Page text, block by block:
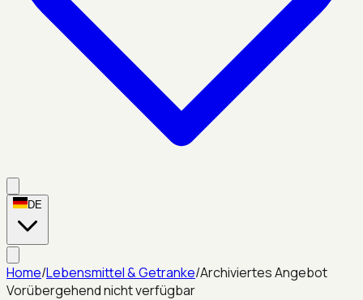
DE
Home/Lebensmittel & Getranke/Archiviertes Angebot
Vorübergehend nicht verfügbar